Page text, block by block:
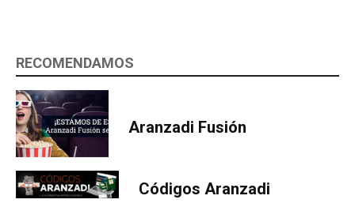
RECOMENDAMOS
Aranzadi Fusión
Códigos Aranzadi